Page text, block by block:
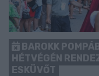
BAROKK
HÉTVÉGÉN
ESKÜVŐT